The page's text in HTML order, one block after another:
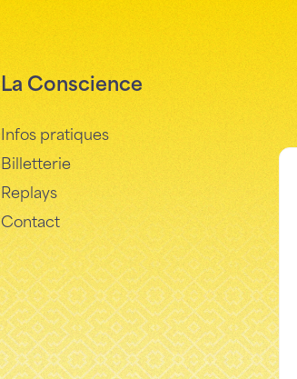
La Conscience
Infos pratiques
Billetterie
Replays
Contact